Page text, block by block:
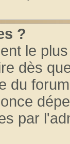
?
le
dès
du
par